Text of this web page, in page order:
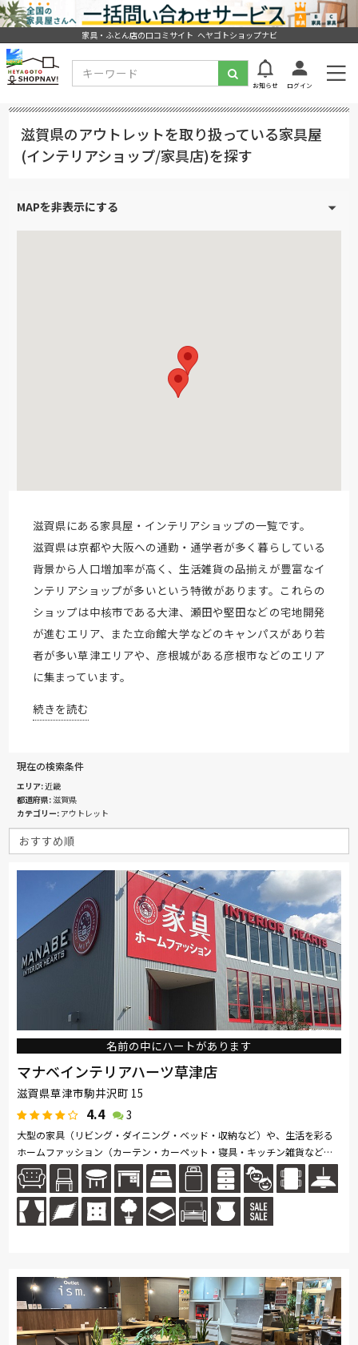
家具・ふとん店の口コミサイト ヘヤゴトショップナビ
お知らせ ログイン
滋賀県のアウトレットを取り扱っている家具屋
(インテリアショップ/家具店)を探す
滋賀県にある家具屋・インテリアショップの一覧です。
滋賀県は京都や大阪への通勤・通学者が多く暮らしている
背景から人口増加率が高く、生活雑貨の品揃えが豊富なイ
ンテリアショップが多いという特徴があります。これらの
ショップは中核市である大津、瀬田や堅田などの宅地開発
が進むエリア、また立命館大学などのキャンパスがあり若
者が多い草津エリアや、彦根城がある彦根市などのエリア
に集まっています。
続きを読む
現在の検索条件
エリア 近畿
都道府県 滋賀県
カテゴリー アウトレット
名前の中にハートがあります
マナベインテリアハーツ草津店
滋賀県草津市駒井沢町 15
4.4 3
大型の家具（リビング・ダイニング・ベッド・収納など）や、生活を彩る
ホームファッション（カーテン・カーペット・寝具・キッチン雑貨など）
を数多く取り揃えています。